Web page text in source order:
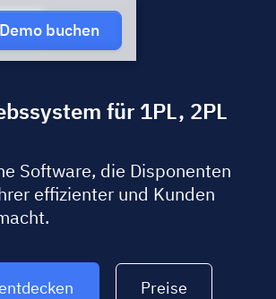
buchen
für 1PL, 2PL
Software, die Disponenten
effizienter und Kunden
Preise